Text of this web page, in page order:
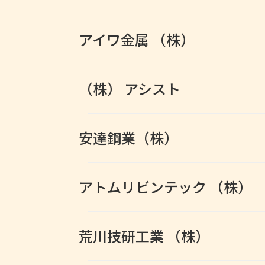
WEBカタログ
アイワ金属 （株）
（株） アシスト
安達鋼業（株）
アトムリビンテック （株）
荒川技研工業 （株）